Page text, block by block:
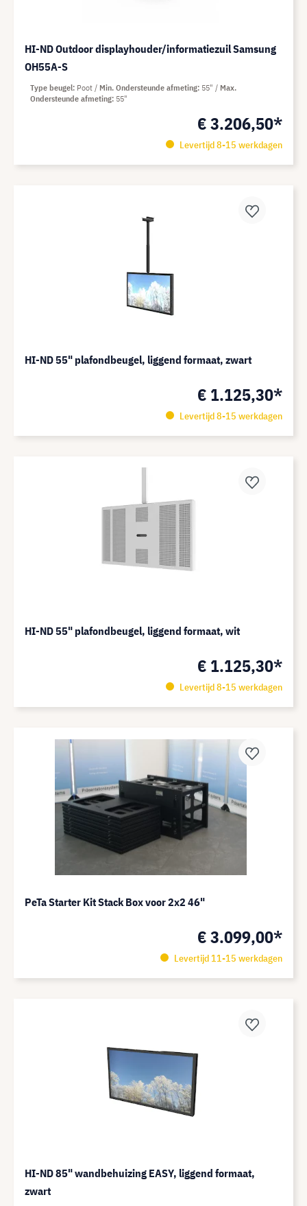
HI-ND Outdoor displayhouder/informatiezuil Samsung
OH55A-S
€ 3.206,50*
Levertijd 8-15 werkdagen
Type beugel Poot Min. Ondersteunde afmeting 55"
Max.
Ondersteunde afmeting 55"
HI-ND 55" plafondbeugel, liggend formaat, zwart
€ 1.125,30*
Levertijd 8-15 werkdagen
HI-ND 55" plafondbeugel, liggend formaat, wit
€ 1.125,30*
Levertijd 8-15 werkdagen
PeTa Starter Kit Stack Box voor 2x2 46"
€ 3.099,00*
Levertijd 11-15 werkdagen
HI-ND 85" wandbehuizing EASY, liggend formaat,
zwart